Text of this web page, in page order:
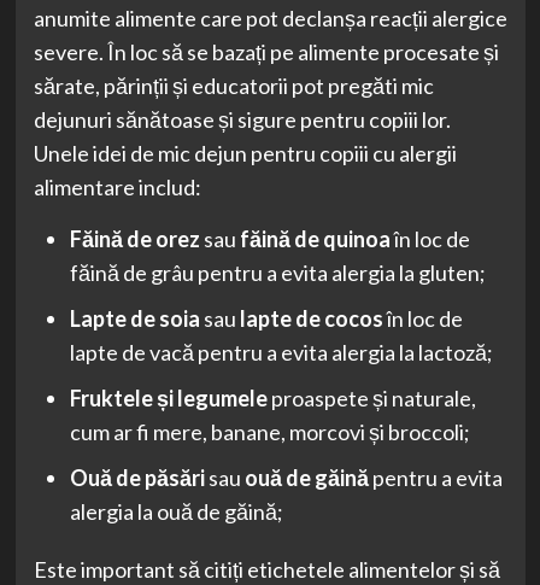
anumite alimente care pot declanșa reacții alergice
severe. În loc să se bazați pe alimente procesate și
sărate, părinții și educatorii pot pregăti mic
dejunuri sănătoase și sigure pentru copiii lor.
Unele idei de mic dejun pentru copiii cu alergii
alimentare includ:
Făină de orez sau făină de quinoaîn loc de
făină de grâu pentru a evita alergia la gluten;
Lapte de soia sau lapte de cocosîn loc de
lapte de vacă pentru a evita alergia la lactoză;
Fruktele și legumeleproaspete și naturale,
cum ar fi mere, banane, morcovi și broccoli;
Ouă de păsărisau ouă de găinăpentru a evita
alergia la ouă de găină;
Este important să citiți etichetele alimentelor și să